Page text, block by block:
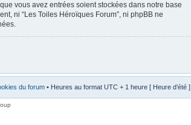
vous avez entrées soient stockées dans notre base
ni “Les Toiles Héroïques Forum”, ni phpBB ne
du forum • Heures au format UTC + 1 heure [ Heure d’été ]